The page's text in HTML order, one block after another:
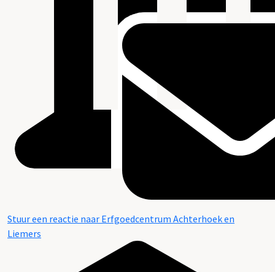
Stuur een reactie naar Erfgoedcentrum Achterhoek en
Liemers